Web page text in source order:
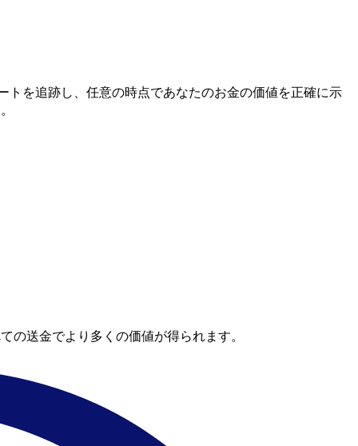
を追跡し、任意の時点であなたのお金の価値を正確に示
送金でより多くの価値が得られます。